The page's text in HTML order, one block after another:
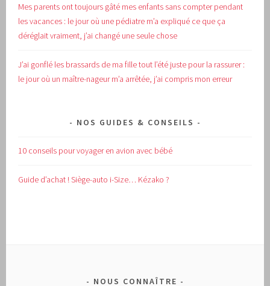
Mes parents ont toujours gâté mes enfants sans compter pendant
les vacances : le jour où une pédiatre m’a expliqué ce que ça
déréglait vraiment, j’ai changé une seule chose
J’ai gonflé les brassards de ma fille tout l’été juste pour la rassurer :
le jour où un maître-nageur m’a arrêtée, j’ai compris mon erreur
NOS GUIDES & CONSEILS
10 conseils pour voyager en avion avec bébé
Guide d’achat !Siège-auto i-Size… Kézako ?
NOUS CONNAÎTRE